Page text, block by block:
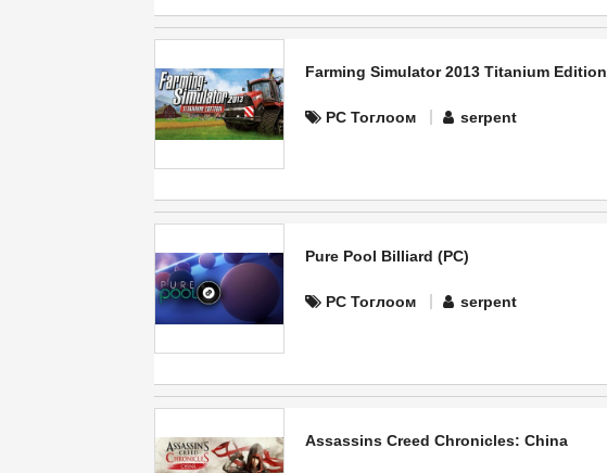
Farming Simulator 2013 Titanium Edition
PC Тоглоом serpent
Pure Pool Billiard (PC)
PC Тоглоом serpent
Assassins Creed Chronicles: China